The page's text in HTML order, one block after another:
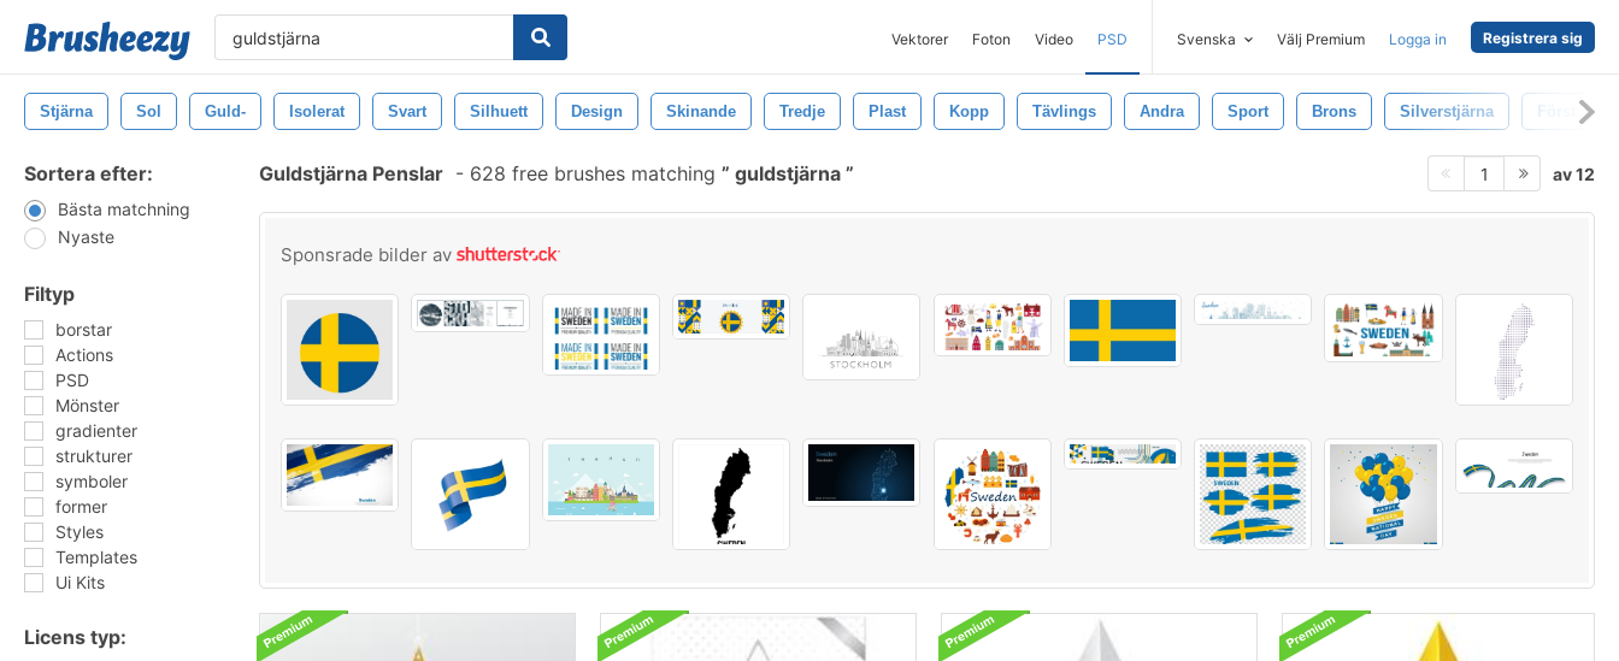
Vektorer Foton Video PSD Svenska Välj Premium Logga in Registrera sig
Stjärna Sol Guld- Isolerat Svart Silhuett Design Skinande Tredje Plast Kopp Tävlings Andra Sport Brons Silverstjärna
Sortera efter:
Bästa matchning
Nyaste
Filtyp
borstar
Actions
PSD
Mönster
gradienter
strukturer
symboler
former
Styles
Templates
Ui Kits
Licens typ:
Guldstjärna Penslar - 628 free brushes matching guldstjärna 1 av 12
Sponsrade bilder av